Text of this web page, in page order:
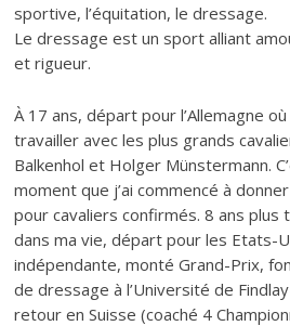
sportive, l’équitation, le dressage.
Le dressage est un sport alliant
et rigueur.
À 17 ans, départ pour l’Allemagne où
travailler avec les plus grands
Balkenhol et Holger Münstermann.
moment que j’ai commencé à
pour cavaliers confirmés. 8 ans plus
dans ma vie, départ pour les Etats-
indépendante, monté Grand-Prix,
de dressage à l’Université de
retour en Suisse (coaché 4